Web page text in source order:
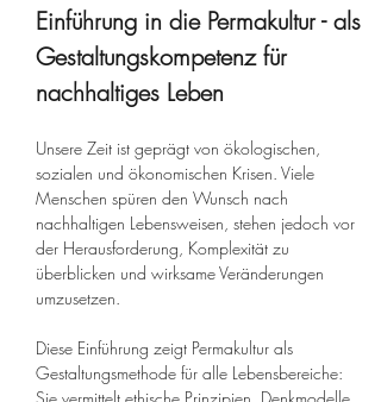
Einführung in die Permakultur - als
Gestaltungskompetenz für
nachhaltiges Leben
Unsere Zeit ist geprägt von ökologischen,
sozialen und ökonomischen Krisen. Viele
Menschen spüren den Wunsch nach
nachhaltigen Lebensweisen, stehen jedoch vor
der Herausforderung, Komplexität zu
überblicken und wirksame Veränderungen
umzusetzen.
Diese Einführung zeigt Permakultur als
Gestaltungsmethode für alle Lebensbereiche: